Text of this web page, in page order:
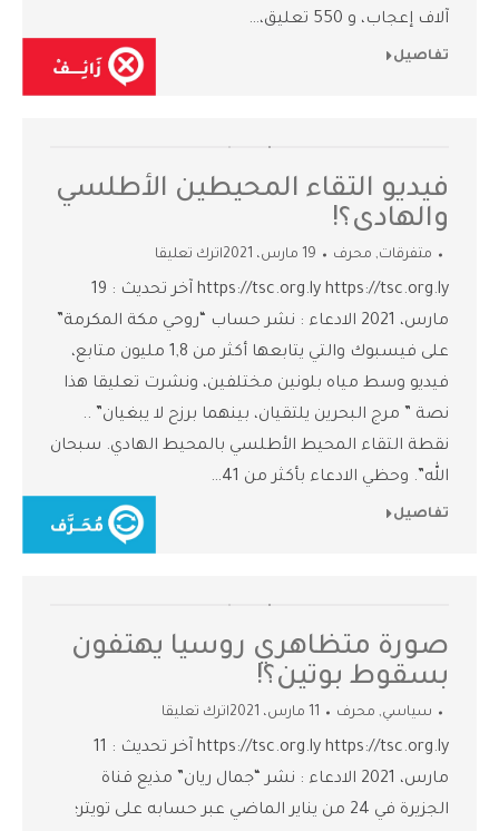
آلاف إعجاب، و 550 تعليق،…
تفاصيل
فيديو التقاء المحيطين الأطلسي
والهادى؟!
متفرقات, محرف 19 مارس، 2021 اترك تعليقا
https://tsc.org.ly https://tsc.org.ly آخر تحديث : 19
مارس، 2021 الادعاء : نشر حساب “روحي مكة المكرمة”
على فيسبوك والتي يتابعها أكثر من 1,8 مليون متابع،
فيديو وسط مياه بلونين مختلفين، ونشرت تعليقا هذا
نصة ” مرج البحرين يلتقيان، بينهما برزح لا يبغيان” ..
نقطة التقاء المحيط الأطلسي بالمحيط الهادي. سبحان
الله”. وحظي الادعاء بأكثر من 41…
تفاصيل
صورة متظاهري روسيا يهتفون
بسقوط بوتين؟!
سياسي, محرف 11 مارس، 2021 اترك تعليقا
https://tsc.org.ly https://tsc.org.ly آخر تحديث : 11
مارس، 2021 الادعاء : نشر “جمال ريان” مذيع قناة
الجزيرة في 24 من يناير الماضي عبر حسابه على تويتر؛